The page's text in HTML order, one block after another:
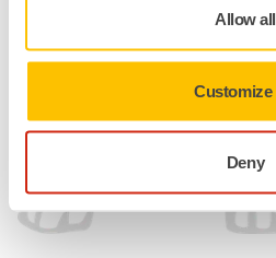
Allow all
Customize
Deny